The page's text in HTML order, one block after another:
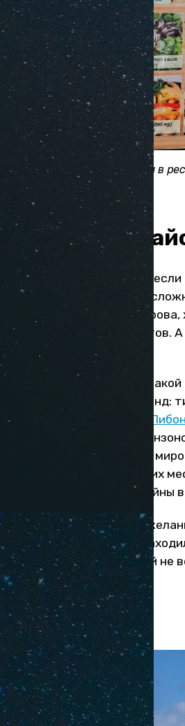
А это цены на морепродукты в
Найти свой
Пляжи и море в Таиланде
миллионов туристов все
Берите экскурсии на
уединения и покоя
самостоятельно!
Однажды мы совершили
совершенно другой Таиланд:
интровертов на
острове
почувствовали себя
удивительным животным
читайте подробнее об этих
, которые достойны
Впрочем, если у вас нет
туристами Пхукете мы
Банг Тао (там даже людей не
посмотрите: